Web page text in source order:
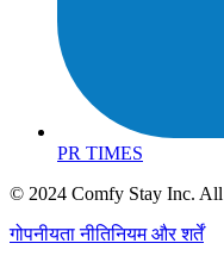
PR TIMES
© 2024 Comfy Stay Inc. All
गोपनीयता नीतिनियम और शर्तें